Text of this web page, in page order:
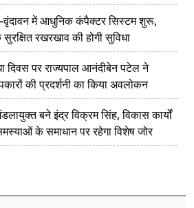
वृंदावन में आधुनिक कंपैक्टर सिस्टम शुरू,
रखरखाव की होगी सुविधा
दिवस पर राज्यपाल आनंदीबेन पटेल ने
की प्रदर्शनी का किया अवलोकन
बने इंद्र विक्रम सिंह, विकास कार्यों
के समाधान पर रहेगा विशेष जोर